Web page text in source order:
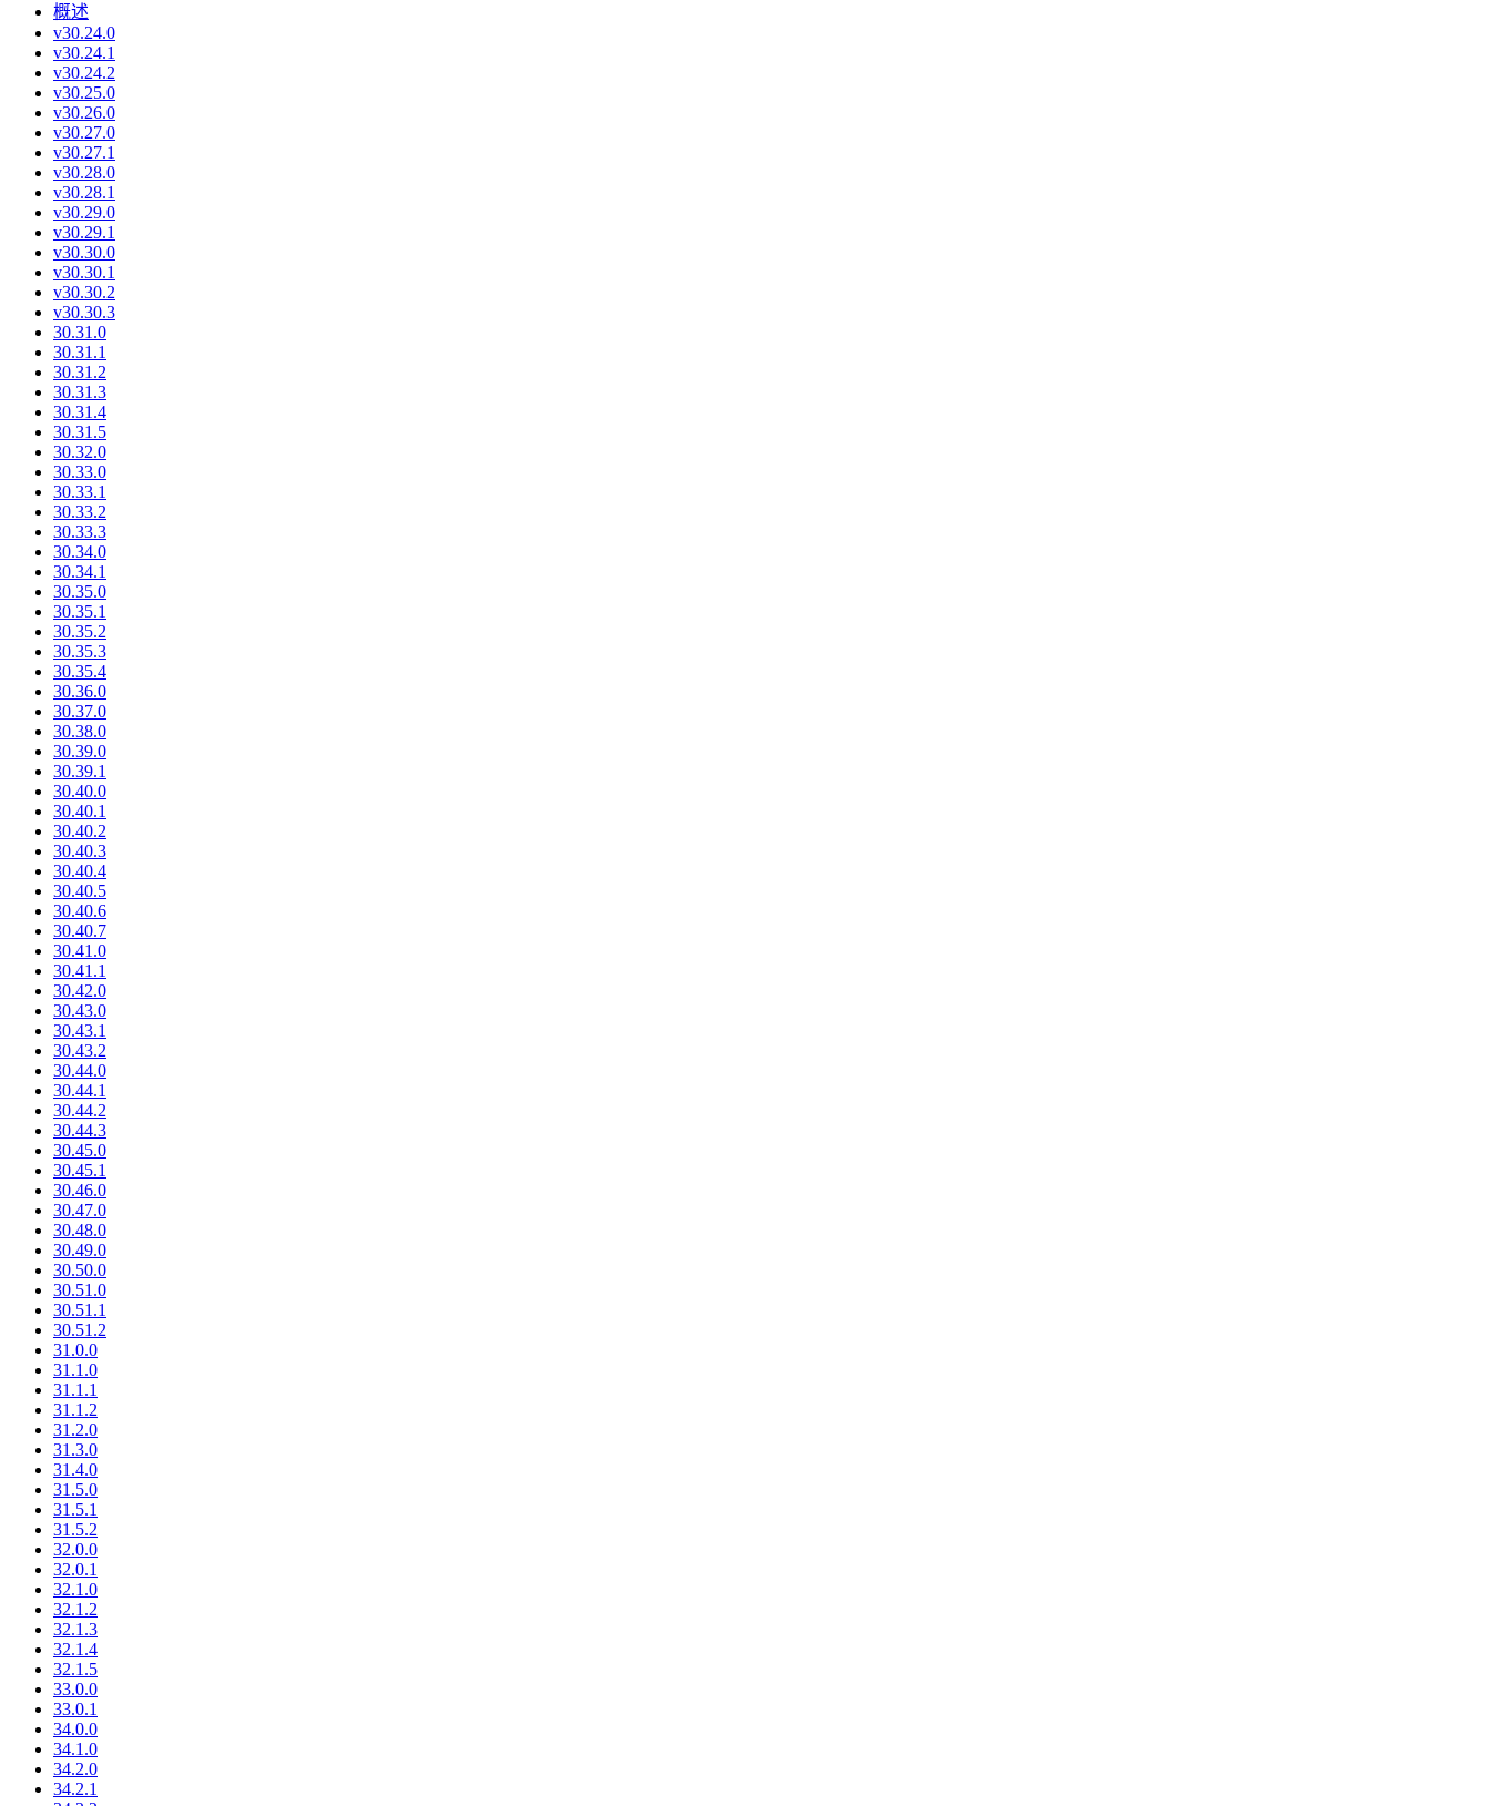
概述
v30.24.0
v30.24.1
v30.24.2
v30.25.0
v30.26.0
v30.27.0
v30.27.1
v30.28.0
v30.28.1
v30.29.0
v30.29.1
v30.30.0
v30.30.1
v30.30.2
v30.30.3
30.31.0
30.31.1
30.31.2
30.31.3
30.31.4
30.31.5
30.32.0
30.33.0
30.33.1
30.33.2
30.33.3
30.34.0
30.34.1
30.35.0
30.35.1
30.35.2
30.35.3
30.35.4
30.36.0
30.37.0
30.38.0
30.39.0
30.39.1
30.40.0
30.40.1
30.40.2
30.40.3
30.40.4
30.40.5
30.40.6
30.40.7
30.41.0
30.41.1
30.42.0
30.43.0
30.43.1
30.43.2
30.44.0
30.44.1
30.44.2
30.44.3
30.45.0
30.45.1
30.46.0
30.47.0
30.48.0
30.49.0
30.50.0
30.51.0
30.51.1
30.51.2
31.0.0
31.1.0
31.1.1
31.1.2
31.2.0
31.3.0
31.4.0
31.5.0
31.5.1
31.5.2
32.0.0
32.0.1
32.1.0
32.1.2
32.1.3
32.1.4
32.1.5
33.0.0
33.0.1
34.0.0
34.1.0
34.2.0
34.2.1